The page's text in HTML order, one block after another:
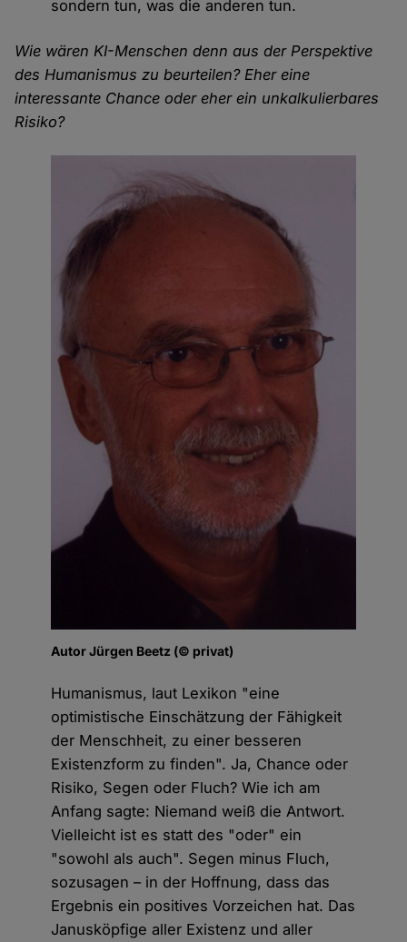
sondern tun, was die anderen tun.
Wie wären KI-Menschen denn aus der Perspektive
des Humanismus zu beurteilen? Eher eine
interessante Chance oder eher ein unkalkulierbares
Risiko?
Autor Jürgen Beetz (© privat)
Humanismus, laut Lexikon "eine
optimistische Einschätzung der Fähigkeit
der Menschheit, zu einer besseren
Existenzform zu finden". Ja, Chance oder
Risiko, Segen oder Fluch? Wie ich am
Anfang sagte: Niemand weiß die Antwort.
Vielleicht ist es statt des "oder" ein
"sowohl als auch". Segen minus Fluch,
sozusagen – in der Hoffnung, dass das
Ergebnis ein positives Vorzeichen hat. Das
Janusköpfige aller Existenz und aller